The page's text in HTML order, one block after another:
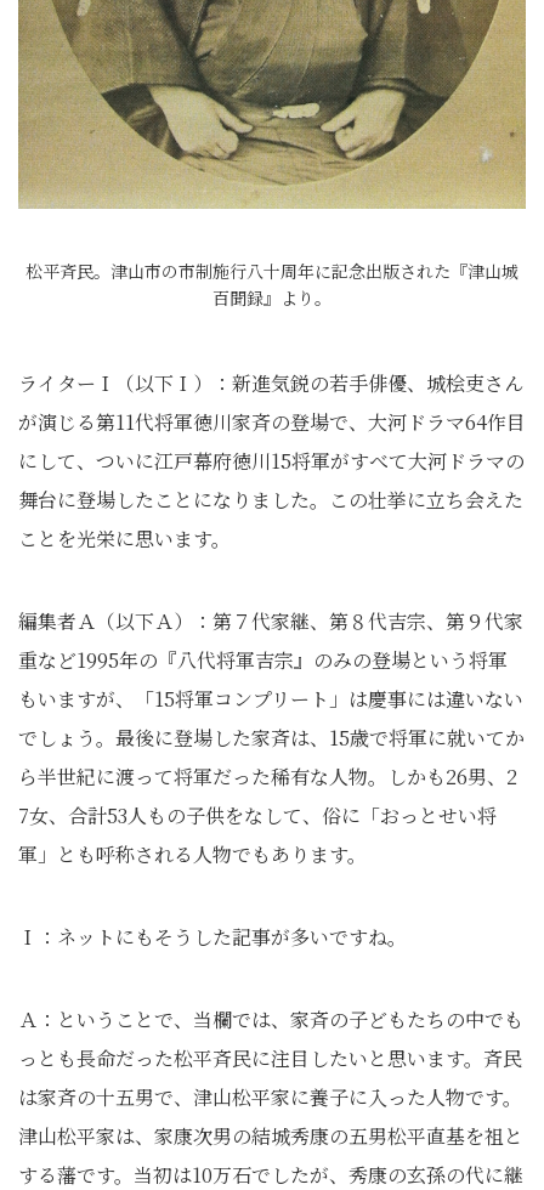
松平斉民。津山市の市制施行八十周年に記念出版された『津山城
百聞録』より。
ライターＩ（以下Ｉ）：新進気鋭の若手俳優、城桧吏さん
が演じる第11代将軍徳川家斉の登場で、大河ドラマ64作目
にして、ついに江戸幕府徳川15将軍がすべて大河ドラマの
舞台に登場したことになりました。この壮挙に立ち会えた
ことを光栄に思います。
編集者Ａ（以下Ａ）：第７代家継、第８代吉宗、第９代家
重など1995年の『八代将軍吉宗』のみの登場という将軍
もいますが、「15将軍コンプリート」は慶事には違いない
でしょう。最後に登場した家斉は、15歳で将軍に就いてか
ら半世紀に渡って将軍だった稀有な人物。しかも26男、2
7女、合計53人もの子供をなして、俗に「おっとせい将
軍」とも呼称される人物でもあります。
Ｉ：ネットにもそうした記事が多いですね。
Ａ：ということで、当欄では、家斉の子どもたちの中でも
っとも長命だった松平斉民に注目したいと思います。斉民
は家斉の十五男で、津山松平家に養子に入った人物です。
津山松平家は、家康次男の結城秀康の五男松平直基を祖と
する藩です。当初は10万石でしたが、秀康の玄孫の代に継